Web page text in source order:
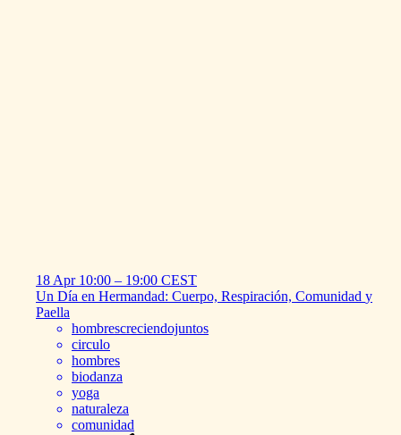
18 Apr 10:00 – 19:00 CEST
Un Día en Hermandad: Cuerpo, Respiración, Comunidad y
Paella
hombrescreciendojuntos
circulo
hombres
biodanza
yoga
naturaleza
comunidad